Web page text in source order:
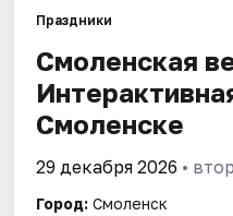
Праздники
Смоленская
Смоленске
29 декабря 2026 •
Город: Смоленск